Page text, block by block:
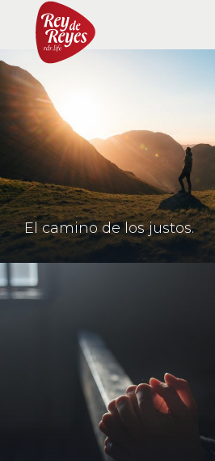
El camino de los justos.